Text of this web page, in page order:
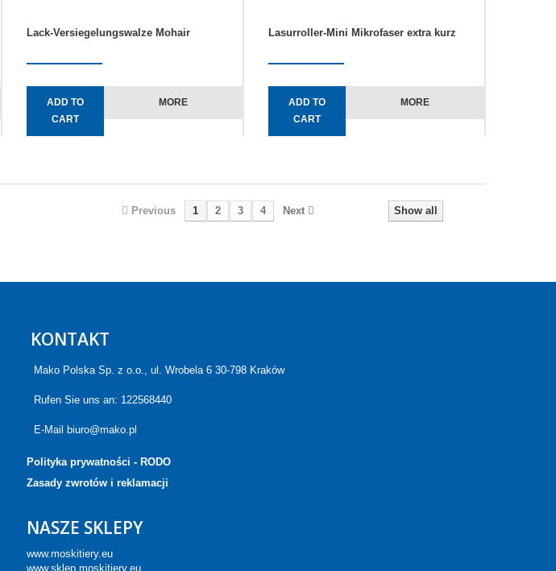
Lack-Versiegelungswalze Mohair
ADD TO
CART
MORE
Lasurroller-Mini Mikrofaser extra kurz
ADD TO
CART
MORE
Show all
Previous 1 2 3 4 Next
KONTAKT
Mako Polska Sp. z o.o., ul. Wrobela 6 30-798 Kraków
Rufen Sie uns an: 122568440
E-Mail biuro@mako.pl
Polityka prywatności - RODO
Zasady zwrotów i reklamacji
NASZE SKLEPY
www.moskitiery.eu
www.sklep.moskitiery.eu